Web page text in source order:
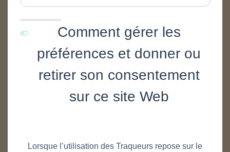
Comment gérer les
préférences et donner ou
retirer son consentement
sur ce site Web
Lorsque l’utilisation des Traqueurs repose sur le